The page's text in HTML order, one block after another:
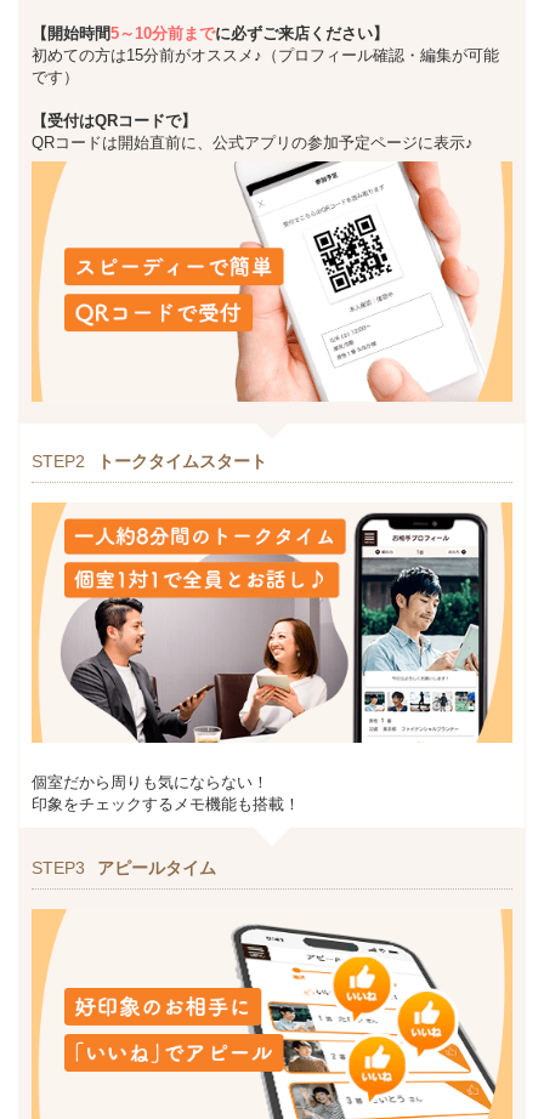
【開始時間5～10分前までに必ずご来店ください】
初めての方は15分前がオススメ♪（プロフィール確認・編集が可能
です）
【受付はQRコードで】
QRコードは開始直前に、公式アプリの参加予定ページに表示♪
STEP2 トークタイムスタート
個室だから周りも気にならない！
印象をチェックするメモ機能も搭載！
STEP3 アピールタイム